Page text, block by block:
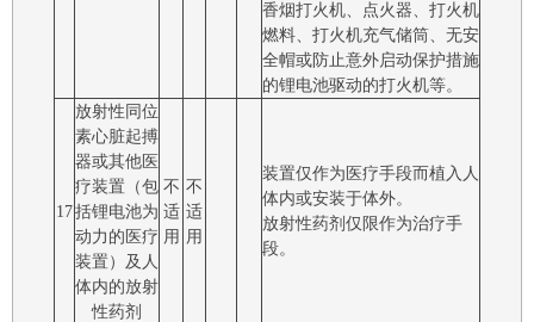
香烟打火机、点火器、打火机
燃料、打火机充气储筒、无安
全帽或防止意外启动保护措施
的锂电池驱动的打火机等。
17
放射性同位
素心脏起搏
器或其他医
疗装置（包
括锂电池为
动力的医疗
装置）及人
体内的放射
性药剂
不
适
用
不
适
用
装置仅作为医疗手段而植入人
体内或安装于体外。
放射性药剂仅限作为治疗手
段。